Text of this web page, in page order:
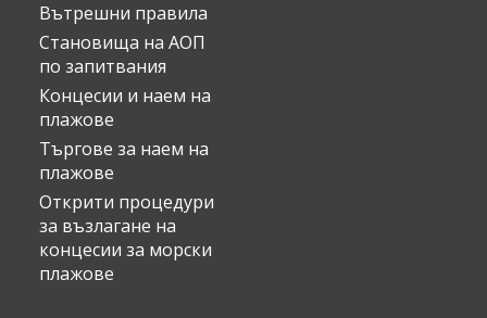
Вътрешни правила
Становища на АОП
по запитвания
Концесии и наем на
плажове
Търгове за наем на
плажове
Открити процедури
за възлагане на
концесии за морски
плажове